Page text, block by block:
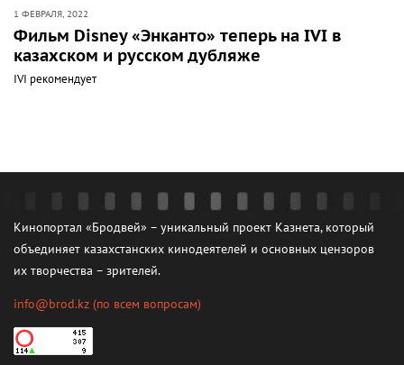
1 ФЕВРАЛЯ, 2022
Фильм Disney «Энканто» теперь на IVI в
казахском и русском дубляже
IVI рекомендует
Кинопортал «Бродвей» – уникальный проект Казнета, который
объединяет казахстанских кинодеятелей и основных цензоров
их творчества – зрителей.
info@brod.kz (по всем вопросам)